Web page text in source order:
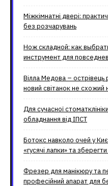
Міжкімнатні двері:
без розчарувань
Нож складной: как
инструмент для
Вілла Медова –
новий світанок не схожий
Для сучасної
обладнання від ІПСТ
Ботокс навколо очей у
«гусячі лапки» та
Фрезер для манікюру та
професійний апарат для